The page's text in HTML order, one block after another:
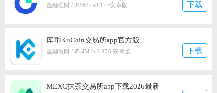
金融理财 / 345M / v8.17.0安卓版 下载
库币KuCoin交易所app官方版
金融理财 / 45.4M / v3.37.0 安卓版 下载
MEXC抹茶交易所app下载2026最新